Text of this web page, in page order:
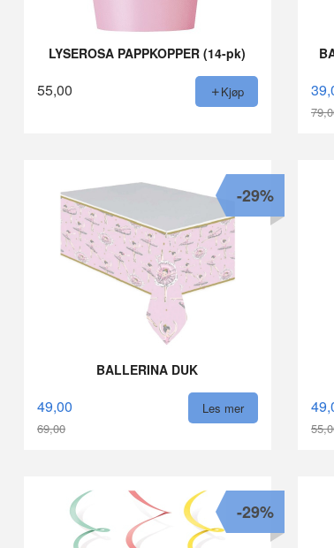
LYSEROSA PAPPKOPPER (14-pk)
55,00 Kjøp
BALLERINA DUK
49,00
69,00
-29%
Les mer
-29%